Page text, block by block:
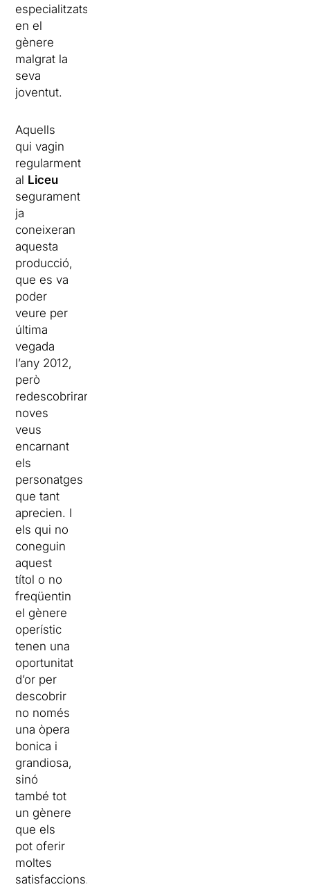
especialitzats
en el
gènere
malgrat la
seva
joventut.
Aquells
qui vagin
regularment
al Liceu
segurament
ja
coneixeran
aquesta
producció,
que es va
poder
veure per
última
vegada
l’any 2012,
però
redescobriran
noves
veus
encarnant
els
personatges
que tant
aprecien. I
els qui no
coneguin
aquest
títol o no
freqüentin
el gènere
operístic
tenen una
oportunitat
d’or per
descobrir
no només
una òpera
bonica i
grandiosa,
sinó
també tot
un gènere
que els
pot oferir
moltes
satisfaccions.